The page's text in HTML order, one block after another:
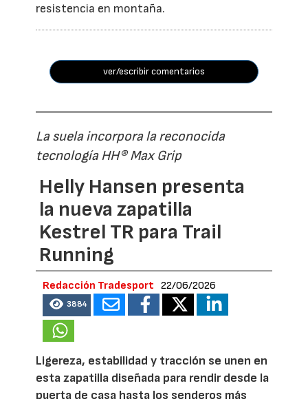
resistencia en montaña.
ver/escribir comentarios
La suela incorpora la reconocida
tecnología HH® Max Grip
Helly Hansen presenta
la nueva zapatilla
Kestrel TR para Trail
Running
Redacción Tradesport 22/06/2026
3884
Ligereza, estabilidad y tracción se unen en
esta zapatilla diseñada para rendir desde la
puerta de casa hasta los senderos más